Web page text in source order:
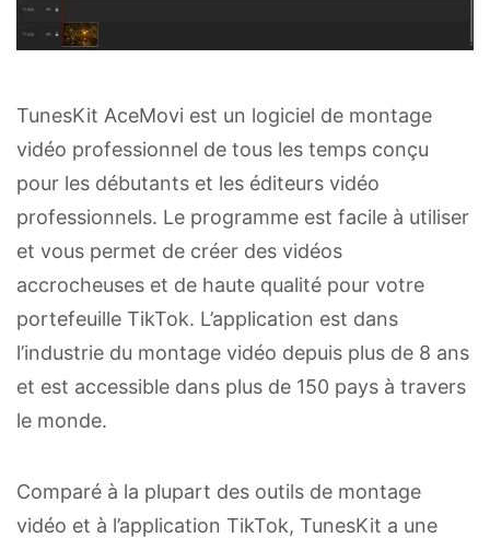
TunesKit AceMovi est un logiciel de montage
vidéo professionnel de tous les temps conçu
pour les débutants et les éditeurs vidéo
professionnels. Le programme est facile à utiliser
et vous permet de créer des vidéos
accrocheuses et de haute qualité pour votre
portefeuille TikTok. L’application est dans
l’industrie du montage vidéo depuis plus de 8 ans
et est accessible dans plus de 150 pays à travers
le monde.
Comparé à la plupart des outils de montage
vidéo et à l’application TikTok, TunesKit a une